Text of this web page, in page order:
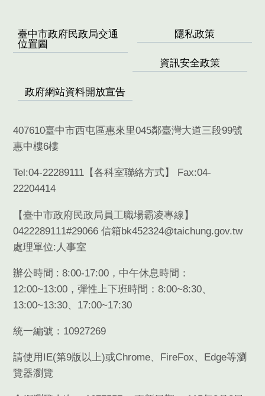
臺中市政府民政局交通
位置圖
隱私政策
資訊安全政策
政府網站資料開放宣告
407610臺中市西屯區惠來里045鄰臺灣大道三段99號
惠中樓6樓
Tel:04-22289111【各科室聯絡方式】 Fax:04-
22204414
【臺中市政府民政局員工職場霸凌專線】
0422289111#29066 信箱bk452324@taichung.gov.tw
處理單位:人事室
辦公時間 : 8:00-17:00，中午休息時間：
12:00~13:00，彈性上下班時間：8:00~8:30、
13:00~13:30、17:00~17:30
統一編號：10927269
請使用 IE(第9版以上)或Chrome、 FireFox、 Edge等瀏
覽器瀏覽